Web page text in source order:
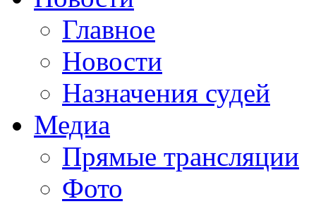
Главное
Новости
Назначения судей
Медиа
Прямые трансляции
Фото